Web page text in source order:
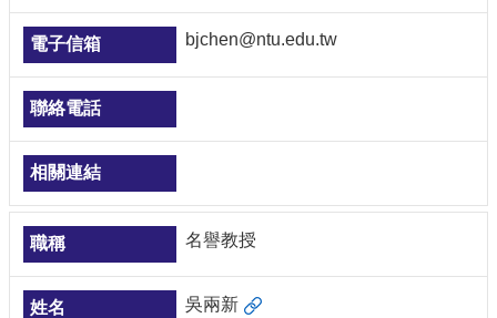
bjchen@ntu.edu.tw
名譽教授
吳兩新